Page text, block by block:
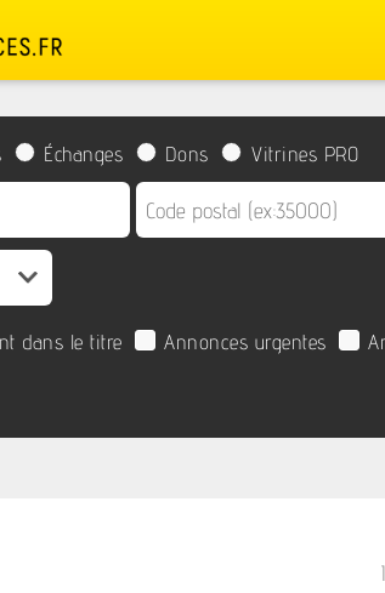
Échanges Dons Vitrines PRO
dans le titre Annonces urgentes